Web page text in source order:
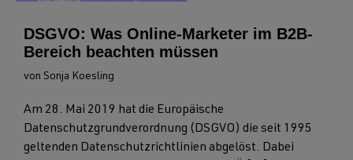
DSGVO: Was Online-Marketer im B2B-
Bereich beachten müssen
von Sonja Koesling
Am 28. Mai 2019 hat die Europäische
Datenschutzgrundverordnung (DSGVO) die seit 1995
geltenden Datenschutzrichtlinien abgelöst. Dabei